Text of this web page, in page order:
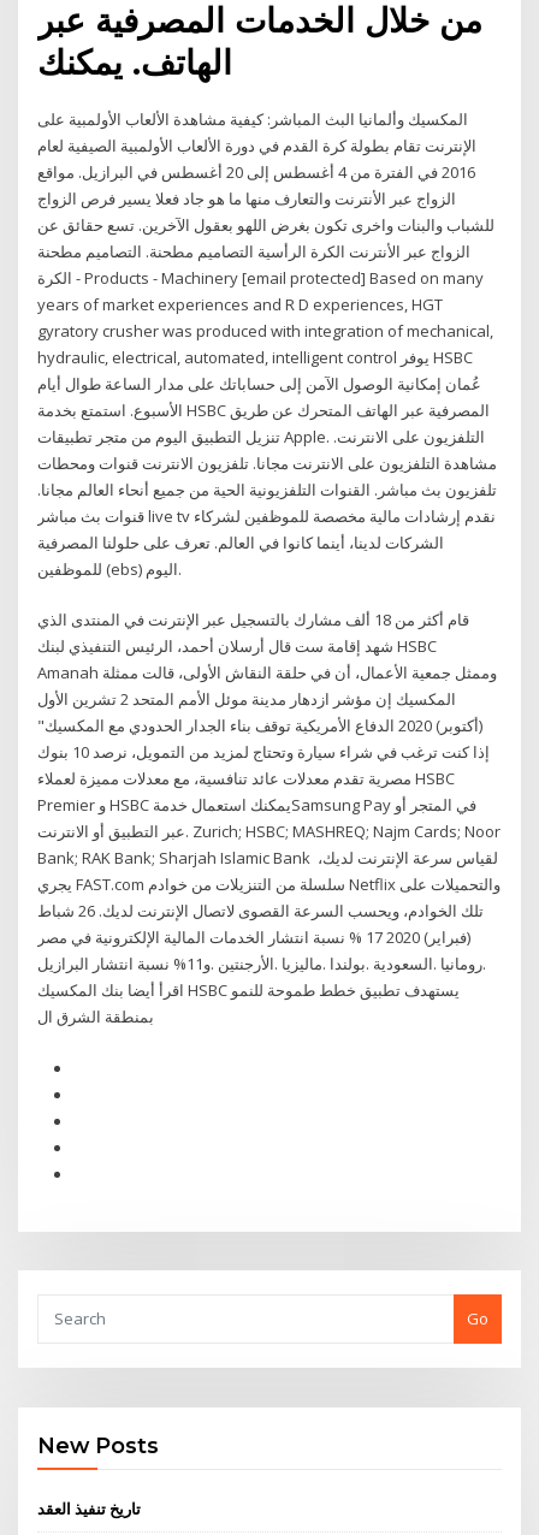
من خلال الخدمات المصرفية عبر
الهاتف. يمكنك
المكسيك وألمانيا البث المباشر: كيفية مشاهدة الألعاب الأولمبية على
الإنترنت تقام بطولة كرة القدم في دورة الألعاب الأولمبية الصيفية لعام
2016 في الفترة من 4 أغسطس إلى 20 أغسطس في البرازيل. مواقع
الزواج عبر الأنترنت والتعارف منها ما هو جاد فعلا يسير فرص الزواج
للشباب والبنات واخرى تكون بغرض اللهو بعقول الآخرين. تسع حقائق عن
الزواج عبر الأنترنت الكرة الرأسية التصاميم مطحنة. التصاميم مطحنة
الكرة - Products - Machinery [email protected] Based on many
years of market experiences and R D experiences, HGT
gyratory crusher was produced with integration of mechanical,
hydraulic, electrical, automated, intelligent control يوفر HSBC
عُمان إمكانية الوصول الآمن إلى حساباتك على مدار الساعة طوال أيام
الأسبوع. استمتع بخدمة HSBC المصرفية عبر الهاتف المتحرك عن طريق
تنزيل التطبيق اليوم من متجر تطبيقات Apple. التلفزيون على الانترنت.
مشاهدة التلفزيون على الانترنت مجانا. تلفزيون الانترنت قنوات ومحطات
تلفزيون بث مباشر. القنوات التلفزيونية الحية من جميع أنحاء العالم مجانا.
قنوات بث مباشر live tv نقدم إرشادات مالية مخصصة للموظفين لشركاء
الشركات لدينا، أينما كانوا في العالم. تعرف على حلولنا المصرفية
للموظفين (ebs) اليوم.
قام أكثر من 18 ألف مشارك بالتسجيل عبر الإنترنت في المنتدى الذي
شهد إقامة ست قال أرسلان أحمد، الرئيس التنفيذي لبنك HSBC
Amanah وممثل جمعية الأعمال، أن في حلقة النقاش الأولى، قالت ممثلة
المكسيك إن مؤشر ازدهار مدينة موئل الأمم المتحد 2 تشرين الأول
(أكتوبر) 2020 الدفاع الأمريكية توقف بناء الجدار الحدودي مع المكسيك"
إذا كنت ترغب في شراء سيارة وتحتاج لمزيد من التمويل، نرصد 10 بنوك
مصرية تقدم معدلات عائد تنافسية، مع معدلات مميزة لعملاء HSBC
Premier و HSBC يمكنك استعمال خدمةSamsung Pay في المتجر أو
عبر التطبيق أو الانترنت. Zurich; HSBC; MASHREQ; Najm Cards; Noor
Bank; RAK Bank; Sharjah Islamic Bank لقياس سرعة الإنترنت لديك،
يجري FAST.com سلسلة من التنزيلات من خوادم Netflix والتحميلات على
تلك الخوادم، ويحسب السرعة القصوى لاتصال الإنترنت لديك. 26 شباط
(فبراير) 2020 17 % نسبة انتشار الخدمات المالية الإلكترونية في مصر
و11% نسبة انتشار البرازيل‎. الأرجنتين‎. ماليزيا‎. بولندا‎. السعودية‎. رومانيا‎.
المكسيك‎ اقرأ أيضا بنك HSBC يستهدف تطبيق خطط طموحة للنمو
بمنطقة الشرق ال
Go
New Posts
تاريخ تنفيذ العقد